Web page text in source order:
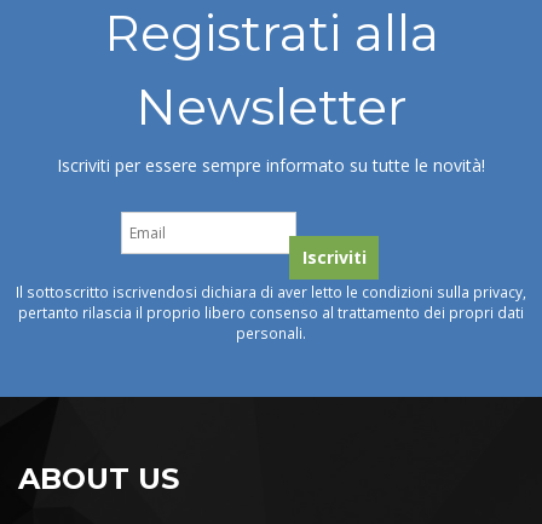
Registrati alla
Newsletter
Iscriviti per essere sempre informato su tutte le novità!
Il sottoscritto iscrivendosi dichiara di aver letto le condizioni sulla privacy,
pertanto rilascia il proprio libero consenso al trattamento dei propri dati
personali.
ABOUT US